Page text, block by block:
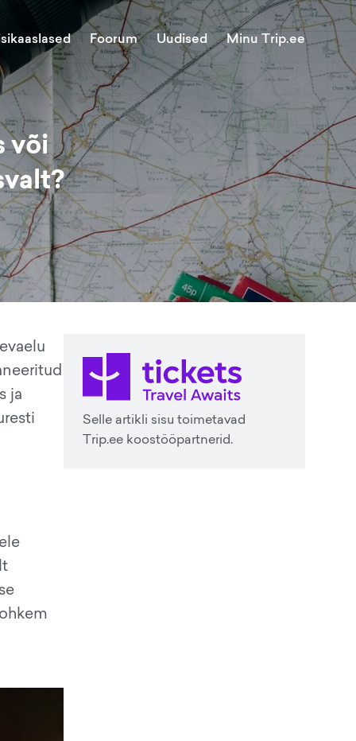
Foorum Uudised Minu Trip.ee
või
ja
Selle artikli sisu toimetavad
Trip.ee koostööpartnerid.